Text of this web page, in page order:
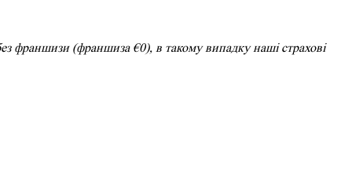
франшизи (франшиза €0), в такому випадку наші страхові